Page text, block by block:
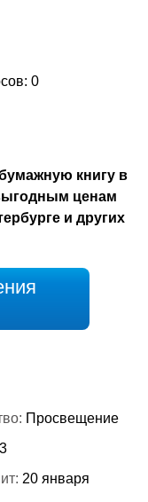
0
книгу в
ценам
и других
Просвещение
20 января